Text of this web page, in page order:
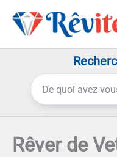
Rêver de